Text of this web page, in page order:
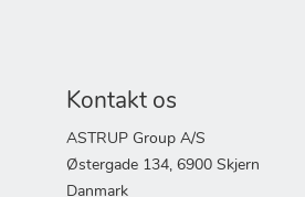
Kontakt os
ASTRUP Group A/S
Østergade 134, 6900 Skjern
Danmark